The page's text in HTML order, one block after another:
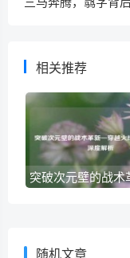
相关推荐
随机文章